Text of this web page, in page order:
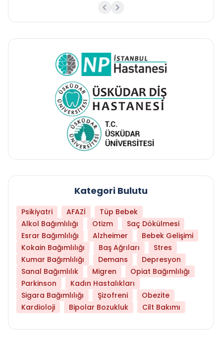
Kategori Bulutu
Psikiyatri AFAZİ
Tüp Bebek
Alkol Bağımlılığı
Otizm
Saç Dökülmesi
Esrar Bağımlılığı
Alzheimer
Bebek Gelişimi
Kokain Bağımlılığı
Baş Ağrıları
Stres
Kumar Bağımlılığı
Demans
Depresyon
Sanal Bağımlılık
Migren
Opiat Bağımlılığı
Parkinson
Kadın Hastalıkları
Sigara Bağımlılığı
Şizofreni
Obezite
Kardioloji
Bipolar Bozukluk Cilt Bakımı